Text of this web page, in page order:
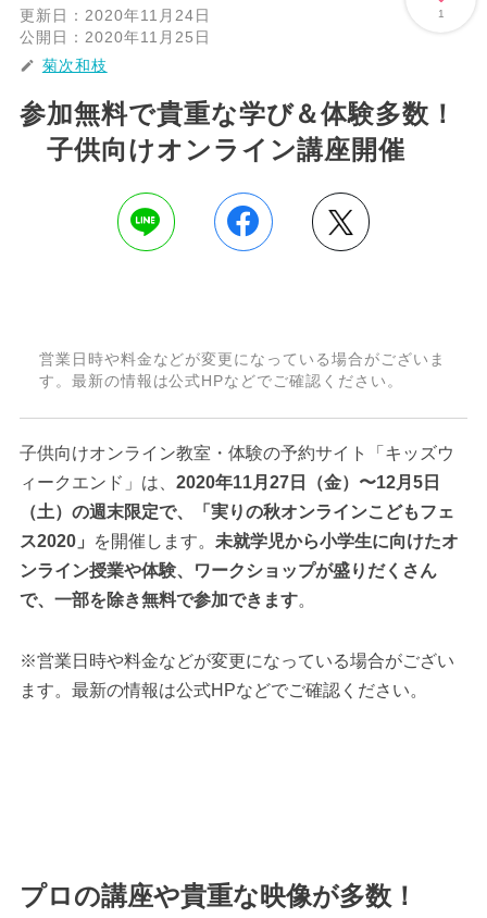
1
更新日： 2020年11月24日
公開日： 2020年11月25日
菊次和枝
参加無料で貴重な学び＆体験多数！
子供向けオンライン講座開催
営業日時や料金などが変更になっている場合がございま
す。最新の情報は公式HPなどでご確認ください。
子供向けオンライン教室・体験の予約サイト「キッズウ
ィークエンド」は、 2020年11月27日（金）〜12月5日
（土）の週末限定で、「実りの秋オンラインこどもフェ
ス2020」
を開催します。 未就学児から小学生に向けたオ
ンライン授業や体験、ワークショップが盛りだくさん
で、一部を除き無料で参加できます。
※営業日時や料金などが変更になっている場合がござい
ます。最新の情報は公式HPなどでご確認ください。
プロの講座や貴重な映像が多数！